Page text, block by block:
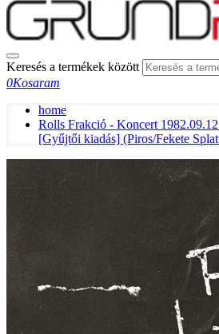
Keresés a termékek között
0Kosaram
home
Rolls Frakció - Koncert
[Gyűjtői kiadás] (Piros/Fekete